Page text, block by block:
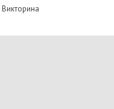
Викторина